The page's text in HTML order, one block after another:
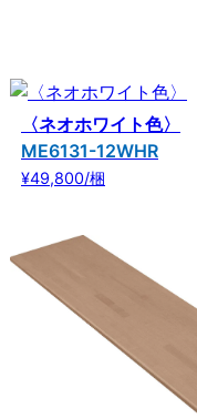
〈ネオホワイト色〉
ME6131-12WHR
¥49,800/梱